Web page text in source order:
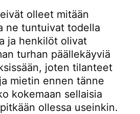
olleet mitään
ne tuntuivat todella
ja henkilöt olivat
turhan päällekäyviä
joten tilanteet
mietin ennen tänne
kokemaan sellaisia
ollessa useinkin.